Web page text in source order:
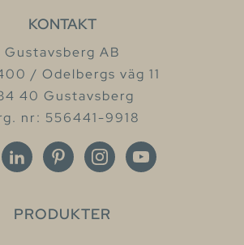
KONTAKT
Gustavsberg AB
/ Odelbergs väg 11
40 Gustavsberg
nr: 556441-9918
PRODUKTER